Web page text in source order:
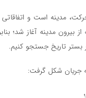
مدینه است و
مدینه آغاز شد؛
تاریخ جستجو کنیم.
جریان شکل گرفت: